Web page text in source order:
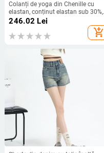
Colanți de yoga din Chenille cu
elastan, conținut elastan sub 30%,
Harajuku stil, relax japono-coreean,
246.02 Lei
add_shopping_cart